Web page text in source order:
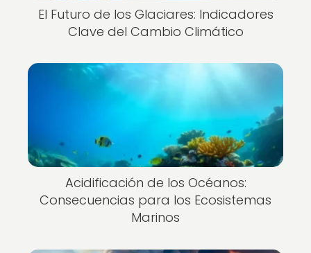
El Futuro de los Glaciares: Indicadores
Clave del Cambio Climático
Acidificación de los Océanos:
Consecuencias para los Ecosistemas
Marinos